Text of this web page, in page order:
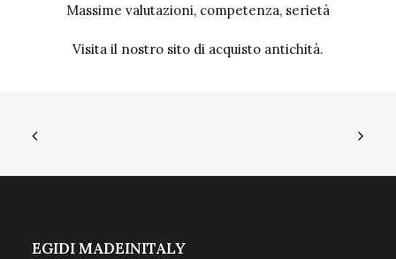
Massime valutazioni, competenza, serietà
Visita il nostro sito di acquisto antichità.
EGIDI MADEINITALY